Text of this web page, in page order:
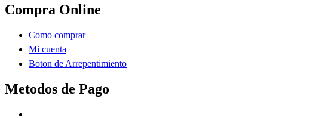
Compra Online
Como comprar
Mi cuenta
Boton de Arrepentimiento
Metodos de Pago